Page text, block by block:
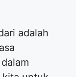
adalah